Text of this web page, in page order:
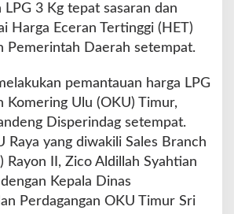
3 Kg tepat sasaran dan
Harga Eceran Tertinggi (HET)
Pemerintah Daerah setempat.
pemantauan harga LPG
Komering Ulu (OKU) Timur,
Disperindag setempat.
Raya yang diwakili Sales Branch
Rayon II, Zico Aldillah Syahtian
Kepala Dinas
Perdagangan OKU Timur Sri